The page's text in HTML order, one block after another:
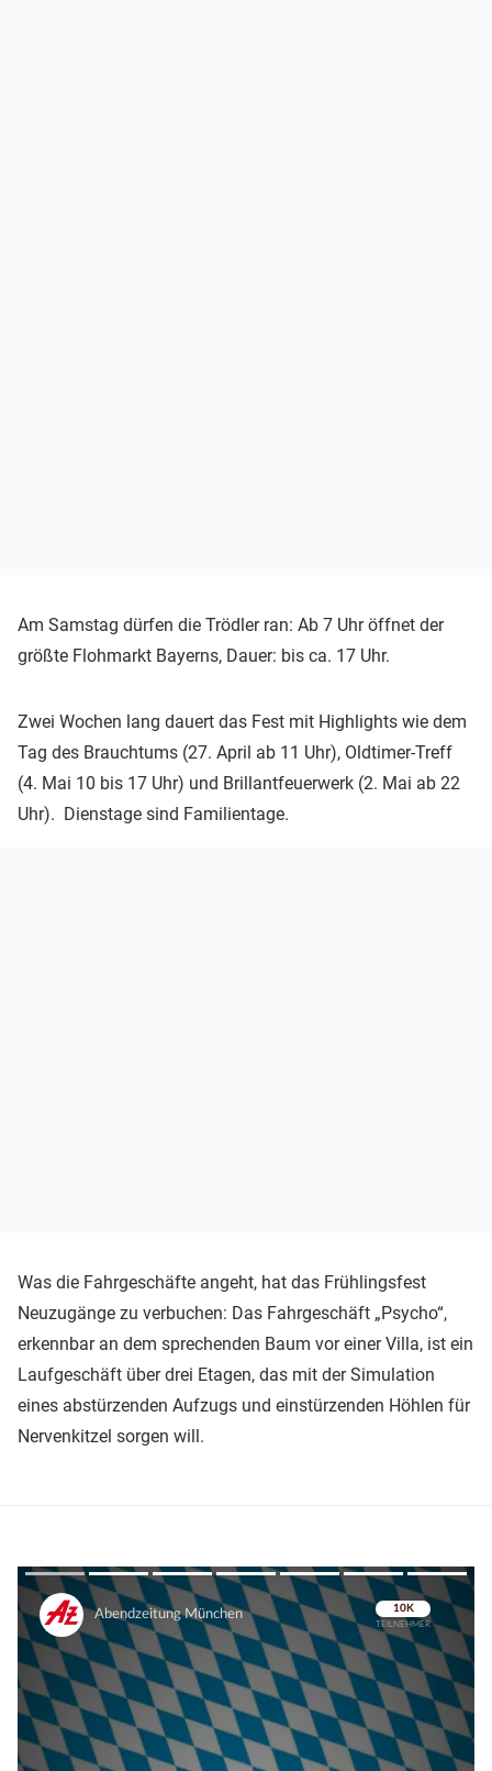
Am Samstag dürfen die Trödler ran: Ab 7 Uhr öffnet der
größte Flohmarkt Bayerns, Dauer: bis ca. 17 Uhr.
Zwei Wochen lang dauert das Fest mit Highlights wie dem
Tag des Brauchtums (27. April ab 11 Uhr), Oldtimer-Treff
(4. Mai 10 bis 17 Uhr) und Brillantfeuerwerk (2. Mai ab 22
Uhr). Dienstage sind Familientage.
Was die Fahrgeschäfte angeht, hat das Frühlingsfest
Neuzugänge zu verbuchen: Das Fahrgeschäft „Psycho“,
erkennbar an dem sprechenden Baum vor einer Villa, ist ein
Laufgeschäft über drei Etagen, das mit der Simulation
eines abstürzenden Aufzugs und einstürzenden Höhlen für
Nervenkitzel sorgen will.
Überspringen